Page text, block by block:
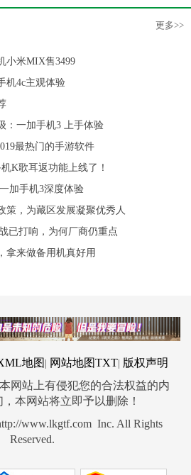
更多>>
小米MIX售3499
机4c主观体验
：一加手机3 上手体验
最热门的手游软件
K歌耳返功能上线了！
加手机3深度体验
策，为藏区发展凝聚优秀人
已打响，为何厂商仍重点
拿来做备用机真好用
地图 网站地图TXT 版权声明
网站上有侵犯您的合法权益的内
本网站将立即予以删除！
www.lkgtf.com Inc. All Rights
Reserved.